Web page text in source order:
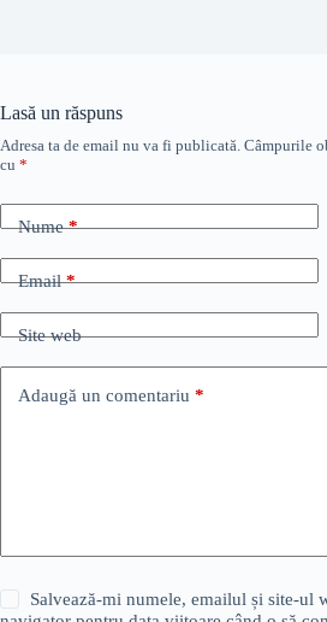
Lasă un răspuns
Adresa ta de email nu va fi publicată. Câmpurile
cu *
Nume*
Email*
Site web
Adaugă un comentariu *
Salvează-mi numele, emailul și site-ul